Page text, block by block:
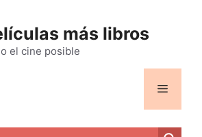
más libros
el cine posible
Menú